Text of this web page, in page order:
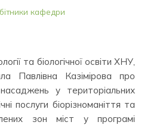
кафедри
та біологічної освіти ХНУ,
Павлівна Казімірова про
у територіальних
послуги біорізноманіття та
зон міст у програмі